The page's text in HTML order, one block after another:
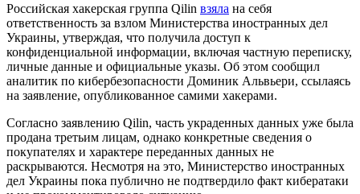
Российская хакерская группа Qilin взяла на себя
ответственность за взлом Министерства иностранных дел
Украины, утверждая, что получила доступ к
конфиденциальной информации, включая частную переписку,
личные данные и официальные указы. Об этом сообщил
аналитик по кибербезопасности Доминик Альвьери, ссылаясь
на заявление, опубликованное самими хакерами.
Согласно заявлению Qilin, часть украденных данных уже была
продана третьим лицам, однако конкретные сведения о
покупателях и характере переданных данных не
раскрываются. Несмотря на это, Министерство иностранных
дел Украины пока публично не подтвердило факт кибератаки